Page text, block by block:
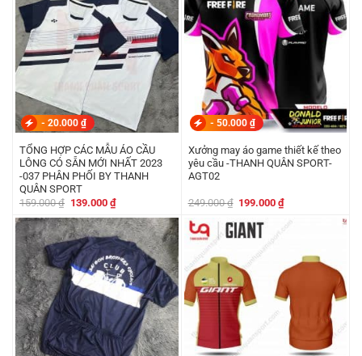
- 20.000 ₫
TỔNG HỢP CÁC MẪU ÁO CẦU
LÔNG CÓ SẴN MỚI NHẤT 2023
-037 PHÂN PHỐI BY THANH
QUÂN SPORT
159.000₫ Giá
là:
159.000 ₫.
139.000 ₫Giá
hiện
tại
là:
139.000 ₫.
- 50.000 ₫
Xưởng may áo game thiết kế theo
yêu cầu -THANH QUÂN SPORT-
AGT02
249.000₫ Giá
là:
249.000 ₫.
199.000₫Giá